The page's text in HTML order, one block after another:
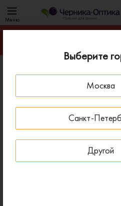
Выберите
Москва
Санкт-
Другой
Меню
Гарантируем лучшую цену
Главная
Линзы для очков
Линзы Zeiss Progressive
Линзы Zeiss Progressive